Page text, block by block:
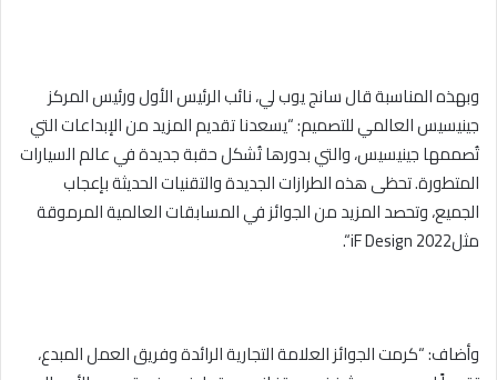
وبهذه المناسبة قال سانج يوب لي، نائب الرئيس الأول ورئيس المركز
جينيسيس العالمي للتصميم: “يسعدنا تقديم المزيد من الإبداعات التي
تُصممها جينيسيس، والتي بدورها تُشكل حقبة جديدة في عالم السيارات
المتطورة. تحظى هذه الطرازات الجديدة والتقنيات الحديثة بإعجاب
الجميع، وتحصد المزيد من الجوائز في المسابقات العالمية المرموقة
مثلiF Design 2022
“.
وأضاف: “كرمت الجوائز العلامة التجارية الرائدة وفريق العمل المبدع،